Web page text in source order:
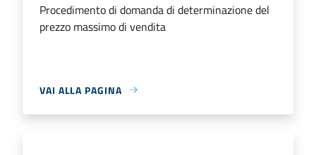
Procedimento di domanda di determinazione del
prezzo massimo di vendita
VAI ALLA PAGINA